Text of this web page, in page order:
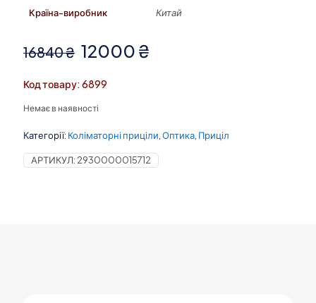
Країна-виробник Китай
16840₴ Оригінальна
16840 ₴.
12000 ₴
Код товару: 6899
Немає в наявності
Категорії: Коліматорні приціли Оптика Приціл
АРТИКУЛ: 2930000015712